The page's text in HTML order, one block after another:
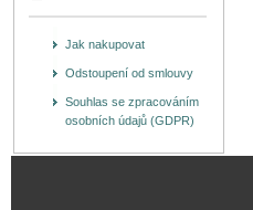
Jak nakupovat
Odstoupení od smlouvy
Souhlas se zpracováním
osobních údajů (GDPR)